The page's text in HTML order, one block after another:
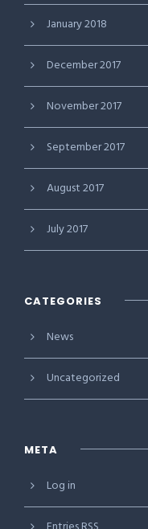
January 2018
December 2017
November 2017
September 2017
August 2017
July 2017
CATEGORIES
News
Uncategorized
META
Log in